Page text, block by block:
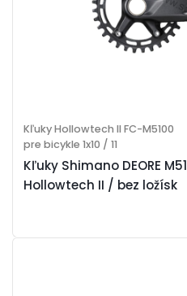
Kľuky Shimano DEORE
Hollowtech II / bez ložísk
Kľuky Hollowtech II FC-M5100
pre bicykle 1x10 / 11